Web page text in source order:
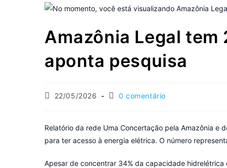
Amazônia Legal tem
aponta pesquisa
22/05/2026 0 comentário
Relatório da rede Uma Concertação pela Amazônia e
para ter acesso à energia elétrica. O número
Apesar de concentrar 34% da capacidade